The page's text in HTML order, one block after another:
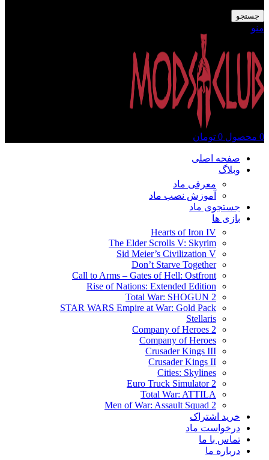
جستجو
منو
0 محصول 0 تومان
صفحه اصلی
وبلاگ
معرفی ماد
آموزش نصب ماد
جستجوی ماد
بازی ها
Hearts of Iron IV
The Elder Scrolls V: Skyrim
Sid Meier’s Civilization V
Don’t Starve Together
Call to Arms – Gates of Hell: Ostfront
Rise of Nations: Extended Edition
Total War: SHOGUN 2
STAR WARS Empire at War: Gold Pack
Stellaris
Company of Heroes 2
Company of Heroes
Crusader Kings III
Crusader Kings II
Cities: Skylines
Euro Truck Simulator 2
Total War: ATTILA
Men of War: Assault Squad 2
خرید اشتراک
درخواست ماد
تماس با ما
درباره ما